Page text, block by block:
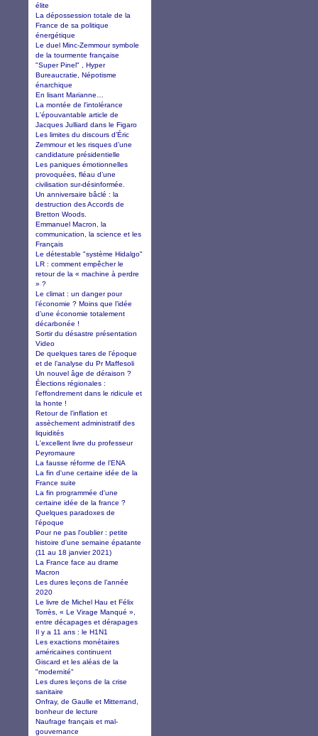
élite
La dépossession totale de la
France de sa politique
énergétique
Le duel Minc-Zemmour symbole
de la tourmente française
"Super Pinel" , Hyper
Bureaucratie, Népotisme
énarchique
En lisant Marianne…
La montée de l'intolérance
L'épouvantable article de
Jacques Julliard dans le Figaro
Les limites du discours d’Éric
Zemmour et les risques d’une
candidature présidentielle
Les paniques émotionnelles
provoquées, fléau d’une
civilisation sur-désinformée.
Un anniversaire bâclé : la
destruction des Accords de
Bretton Woods.
Emmanuel Macron, la
communication, la science et les
Français
Le détestable "système Hidalgo"
LR : comment empêcher le
retour de la « machine à perdre
» ?
Le climat : un danger pour
l’économie ? Moins que l’idée
d’une économie totalement
décarbonée !
Sortir du désastre présentation
Video
De quelques tares de l’époque
et de l’analyse du Pr Maffesoli
Un nouvel âge de déraison ?
Élections régionales :
l’effondrement dans le ridicule et
la honte !
Retour de l’inflation et
assèchement administratif des
liquidités
L'excellent livre du professeur
Peyromaure
La fausse réforme de l’ENA
La fin d'une certaine idée de la
France suite
La fin programmée d'une
certaine idée de la france ?
Quelques paradoxes de
l'époque
Pour ne pas l'oublier : petite
histoire d'une semaine épatante
(11 au 18 janvier 2021)
La France face au drame
Macron
Les dures leçons de l’année
2020
Le livre de Michel Hau et Félix
Torrès, « Le Virage Manqué »,
entre décapages et dérapages
Il y a 11 ans : le H1N1
Les exactions monétaires
américaines continuent
Giscard et les aléas de la
"modernité"
Les dures leçons de la crise
sanitaire
Onfray, de Gaulle et Mitterrand,
bonheur de lecture
Naufrage français et mal-
gouvernance